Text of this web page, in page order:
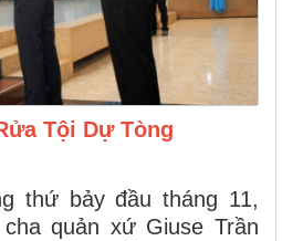
Tội Dự Tòng
thứ bảy đầu tháng 11,
quản xứ Giuse Trần